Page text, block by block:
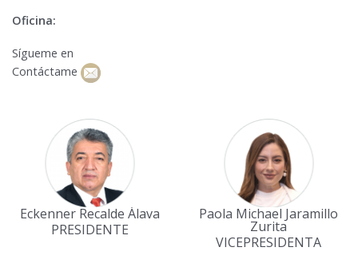
Oficina:
Sígueme en
Contáctame
Eckenner Recalde Álava
PRESIDENTE
Paola Michael Jaramillo
Zurita
VICEPRESIDENTA